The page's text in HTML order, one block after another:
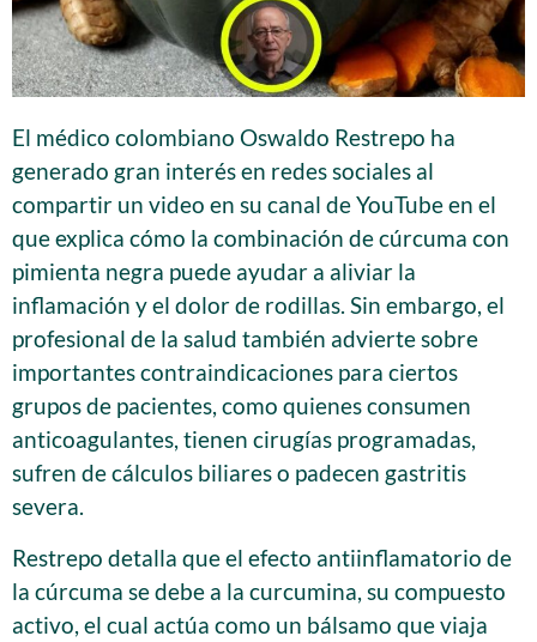
El médico colombiano Oswaldo Restrepo ha
generado gran interés en redes sociales al
compartir un video en su canal de YouTube en el
que explica cómo la combinación de cúrcuma con
pimienta negra puede ayudar a aliviar la
inflamación y el dolor de rodillas. Sin embargo, el
profesional de la salud también advierte sobre
importantes contraindicaciones para ciertos
grupos de pacientes, como quienes consumen
anticoagulantes, tienen cirugías programadas,
sufren de cálculos biliares o padecen gastritis
severa.
Restrepo detalla que el efecto antiinflamatorio de
la cúrcuma se debe a la curcumina, su compuesto
activo, el cual actúa como un bálsamo que viaja